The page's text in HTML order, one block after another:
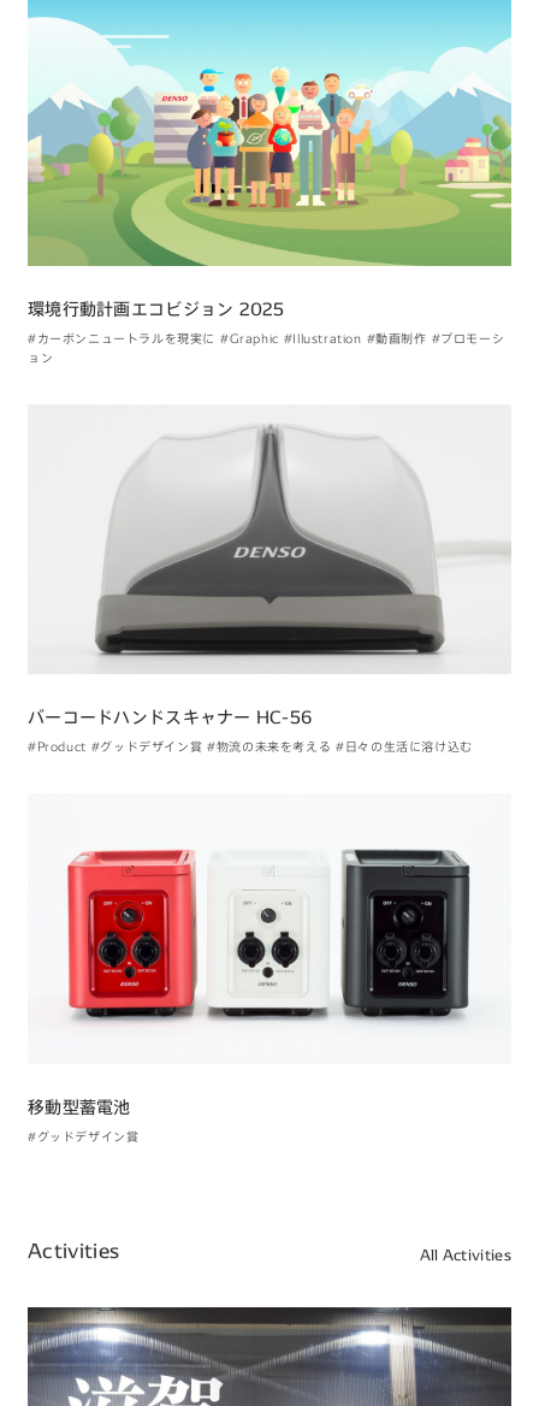
環境行動計画エコビジョン 2025
#カーボンニュートラルを現実に #Graphic #Illustration #動画制作 #プロモーシ
ョン
バーコードハンドスキャナー HC-56
#Product #グッドデザイン賞 #物流の未来を考える #日々の生活に溶け込む
移動型蓄電池
#グッドデザイン賞
Activities All Activities